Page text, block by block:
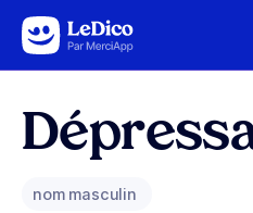
Aller au contenu
nom masculin